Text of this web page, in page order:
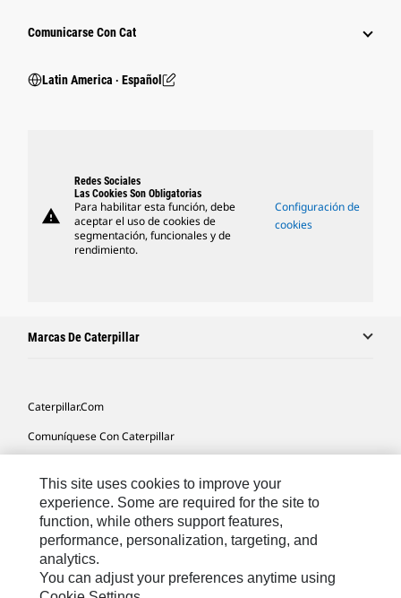
Comunicarse Con Cat
Latin America ‧ Español
warning
Redes Sociales
Las Cookies Son Obligatorias
Para habilitar esta función, debe
aceptar el uso de cookies de
segmentación, funcionales y de
rendimiento.
Configuración de
cookies
Marcas De Caterpillar
Caterpillar.com
Comuníquese Con Caterpillar
Mapa Del Sitio
Cookie Settings
Avisos Legales
Privacidad
This site uses cookies to improve your
experience. Some are required for the site to
function, while others support features,
performance, personalization, targeting, and
analytics.
You can adjust your preferences anytime using